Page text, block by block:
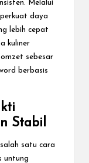
Melalui
daya
lebih cepat
kuliner
sebesar
berbasis
Stabil
satu cara
untung